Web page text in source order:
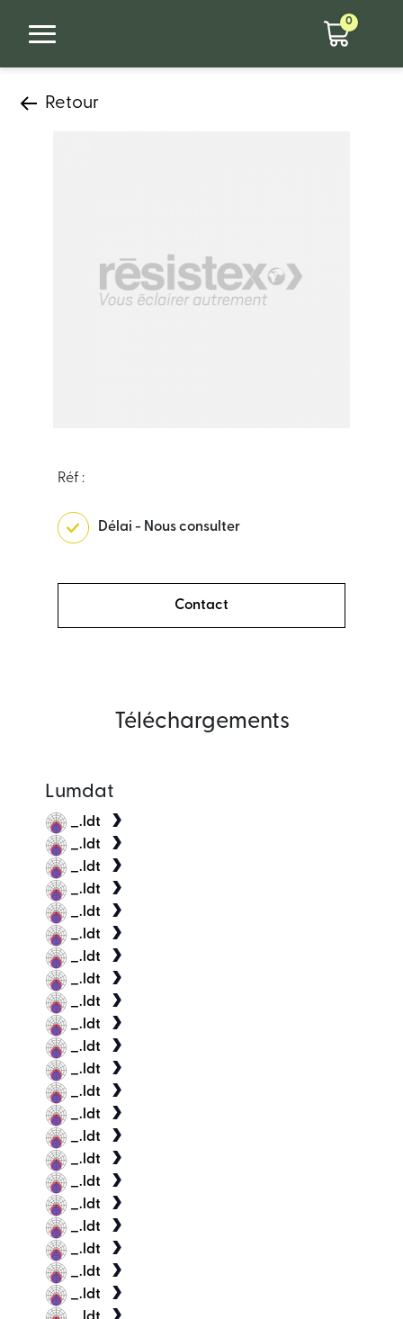
0
Retour
Réf :
Délai - Nous consulter
Contact
Téléchargements
Lumdat
_.ldt
_.ldt
_.ldt
_.ldt
_.ldt
_.ldt
_.ldt
_.ldt
_.ldt
_.ldt
_.ldt
_.ldt
_.ldt
_.ldt
_.ldt
_.ldt
_.ldt
_.ldt
_.ldt
_.ldt
_.ldt
_.ldt